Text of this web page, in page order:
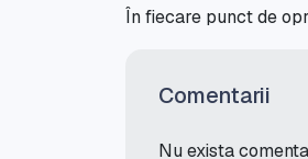
În fiecare punct de
Comentarii
Nu exista